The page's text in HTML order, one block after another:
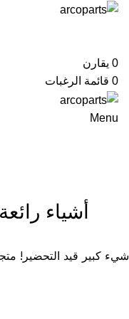
0 يقارن
0 قائمة الرغبات
Menu
أشياء
شيء كبير قيد التحضير!